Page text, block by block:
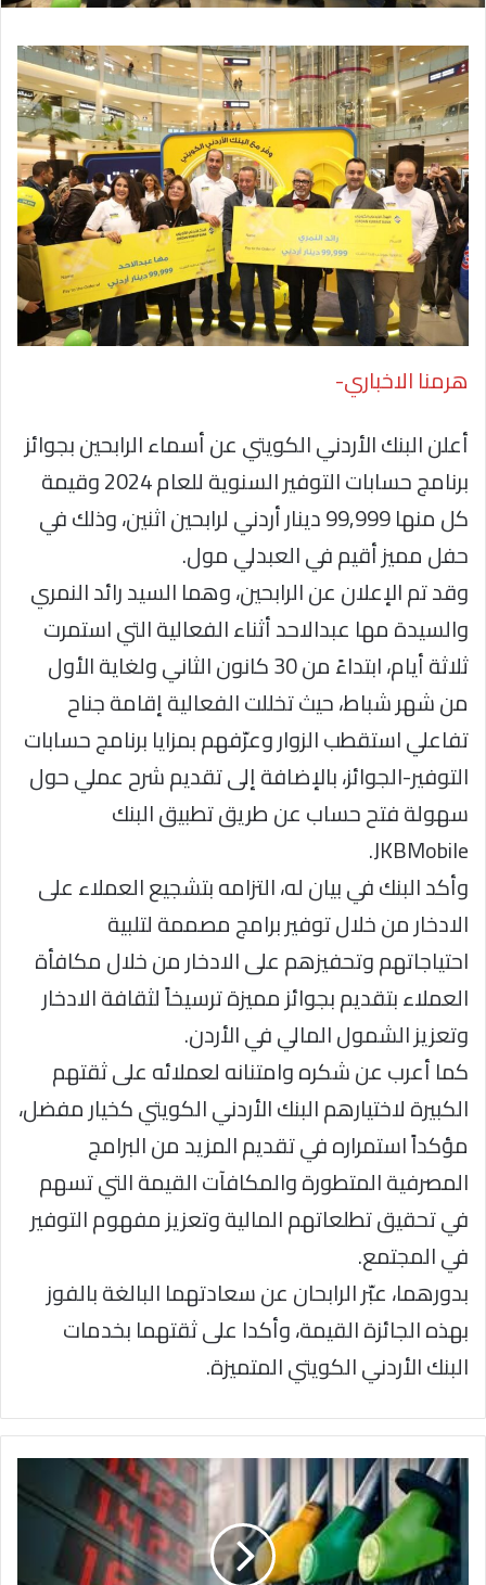
هرمنا الاخباري-
أعلن البنك الأردني الكويتي عن أسماء الرابحين بجوائز
برنامج حسابات التوفير السنوية للعام 2024 وقيمة
كل منها 99,999 دينار أردني لرابحين اثنين، وذلك في
حفل مميز أقيم في العبدلي مول.
وقد تم الإعلان عن الرابحين، وهما السيد رائد النمري
والسيدة مها عبدالاحد أثناء الفعالية التي استمرت
ثلاثة أيام، ابتداءً من 30 كانون الثاني ولغاية الأول
من شهر شباط، حيث تخللت الفعالية إقامة جناح
تفاعلي استقطب الزوار وعرّفهم بمزايا برنامج حسابات
التوفير-الجوائز، بالإضافة إلى تقديم شرح عملي حول
سهولة فتح حساب عن طريق تطبيق البنك
JKBMobile.
وأكد البنك في بيان له، التزامه بتشجيع العملاء على
الادخار من خلال توفير برامج مصممة لتلبية
احتياجاتهم وتحفيزهم على الادخار من خلال مكافأة
العملاء بتقديم بجوائز مميزة ترسيخاً لثقافة الادخار
وتعزيز الشمول المالي في الأردن.
كما أعرب عن شكره وامتنانه لعملائه على ثقتهم
الكبيرة لاختيارهم البنك الأردني الكويتي كخيار مفضل،
مؤكداً استمراره في تقديم المزيد من البرامج
المصرفية المتطورة والمكافآت القيمة التي تسهم
في تحقيق تطلعاتهم المالية وتعزيز مفهوم التوفير
في المجتمع.
بدورهما، عبّر الرابحان عن سعادتهما البالغة بالفوز
بهذه الجائزة القيمة، وأكدا على ثقتهما بخدمات
البنك الأردني الكويتي المتميزة.
الحكومة
تقرر
أسعار
المحروقات